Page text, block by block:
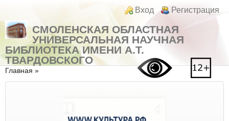
Перейти к основному содержанию
Login links
Вход Регистрация
СМОЛЕНСКАЯ ОБЛАСТНАЯ
УНИВЕРСАЛЬНАЯ НАУЧНАЯ
БИБЛИОТЕКА ИМЕНИ А.Т.
ТВАРДОВСКОГО
Вы здесь
Главная »